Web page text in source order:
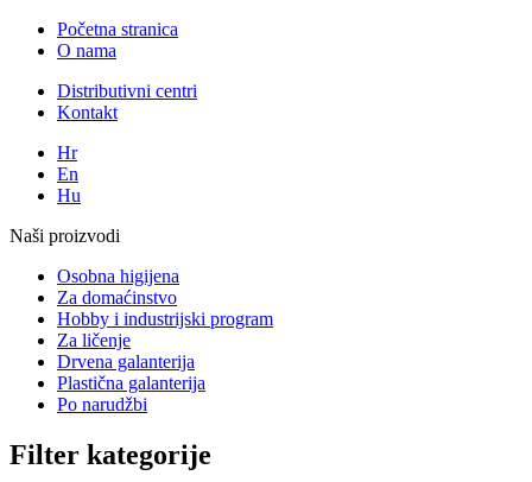
Početna stranica
O nama
Distributivni centri
Kontakt
Hr
En
Hu
Naši proizvodi
Osobna higijena
Za domaćinstvo
Hobby i industrijski program
Za ličenje
Drvena galanterija
Plastična galanterija
Po narudžbi
Filter kategorije